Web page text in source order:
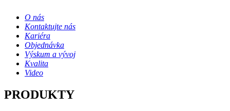
O nás
Kontaktujte nás
Kariéra
Objednávka
Výskum a vývoj
Kvalita
Video
PRODUKTY